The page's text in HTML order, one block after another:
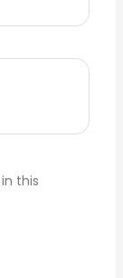
this